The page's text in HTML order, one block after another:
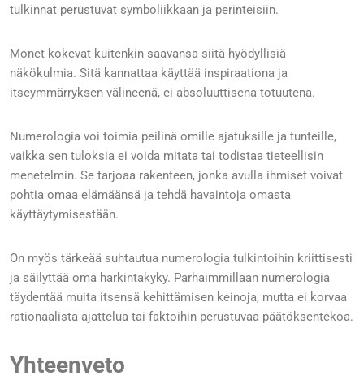
tulkinnat perustuvat symboliikkaan ja perinteisiin.
Monet kokevat kuitenkin saavansa siitä hyödyllisiä
näkökulmia. Sitä kannattaa käyttää inspiraationa ja
itseymmärryksen välineenä, ei absoluuttisena totuutena.
Numerologia voi toimia peilinä omille ajatuksille ja tunteille,
vaikka sen tuloksia ei voida mitata tai todistaa tieteellisin
menetelmin. Se tarjoaa rakenteen, jonka avulla ihmiset voivat
pohtia omaa elämäänsä ja tehdä havaintoja omasta
käyttäytymisestään.
On myös tärkeää suhtautua numerologia tulkintoihin kriittisesti
ja säilyttää oma harkintakyky. Parhaimmillaan numerologia
täydentää muita itsensä kehittämisen keinoja, mutta ei korvaa
rationaalista ajattelua tai faktoihin perustuvaa päätöksentekoa.
Yhteenveto